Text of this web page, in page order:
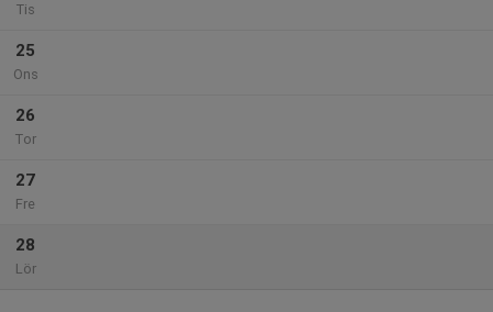
Tis
25
Ons
26
Tor
27
Fre
28
Lör